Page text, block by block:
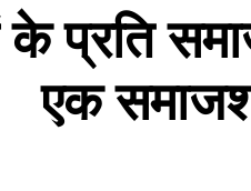
के प्रति
एक